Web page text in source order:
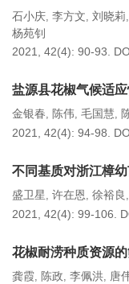
石小庆, 李方文, 刘晓莉,
杨苑钊
2021, 42(4): 90-93.
盐源县花椒气候适
金银春, 陈伟, 毛国慧,
2021, 42(4): 94-98.
不同基质对浙江樟
盛卫星, 许在恩 , 徐裕良 ,
2021, 42(4): 99-106.
花椒耐涝种质资源
龚霞, 陈政, 李佩洪, 唐